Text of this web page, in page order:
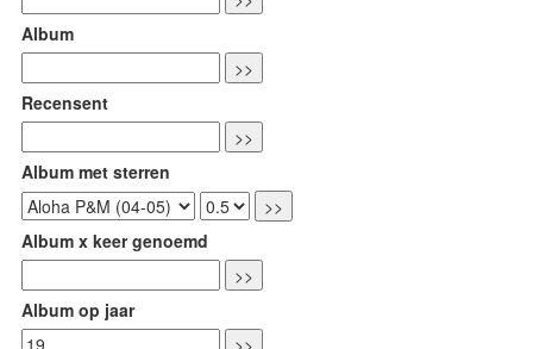
Album
Recensent
Album met sterren
Album x keer genoemd
Album op jaar